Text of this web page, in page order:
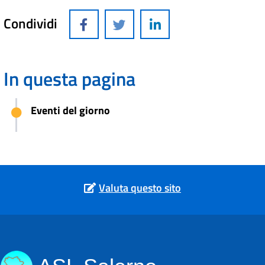
Condividi
In questa pagina
Eventi del giorno
Valuta questo sito